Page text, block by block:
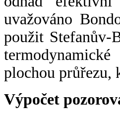
uvažováno
použit Stefanův-
plochou průřezu,
Výpočet